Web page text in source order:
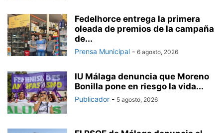
Fedelhorce entrega la primera
oleada de premios de la campaña
de...
Prensa Municipal - 6 agosto, 2026
IU Málaga denuncia que Moreno
Bonilla pone en riesgo la vida...
Publicador - 5 agosto, 2026